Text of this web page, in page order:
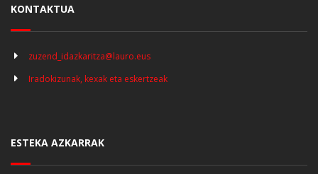
KONTAKTUA
zuzend_idazkaritza@lauro.eus
Iradokizunak, kexak eta eskertzeak
ESTEKA AZKARRAK